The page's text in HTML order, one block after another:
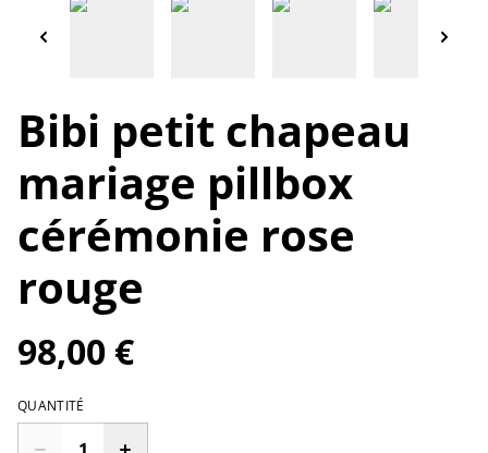
Bibi petit chapeau
mariage pillbox
cérémonie rose
rouge
98,00 €
QUANTITÉ